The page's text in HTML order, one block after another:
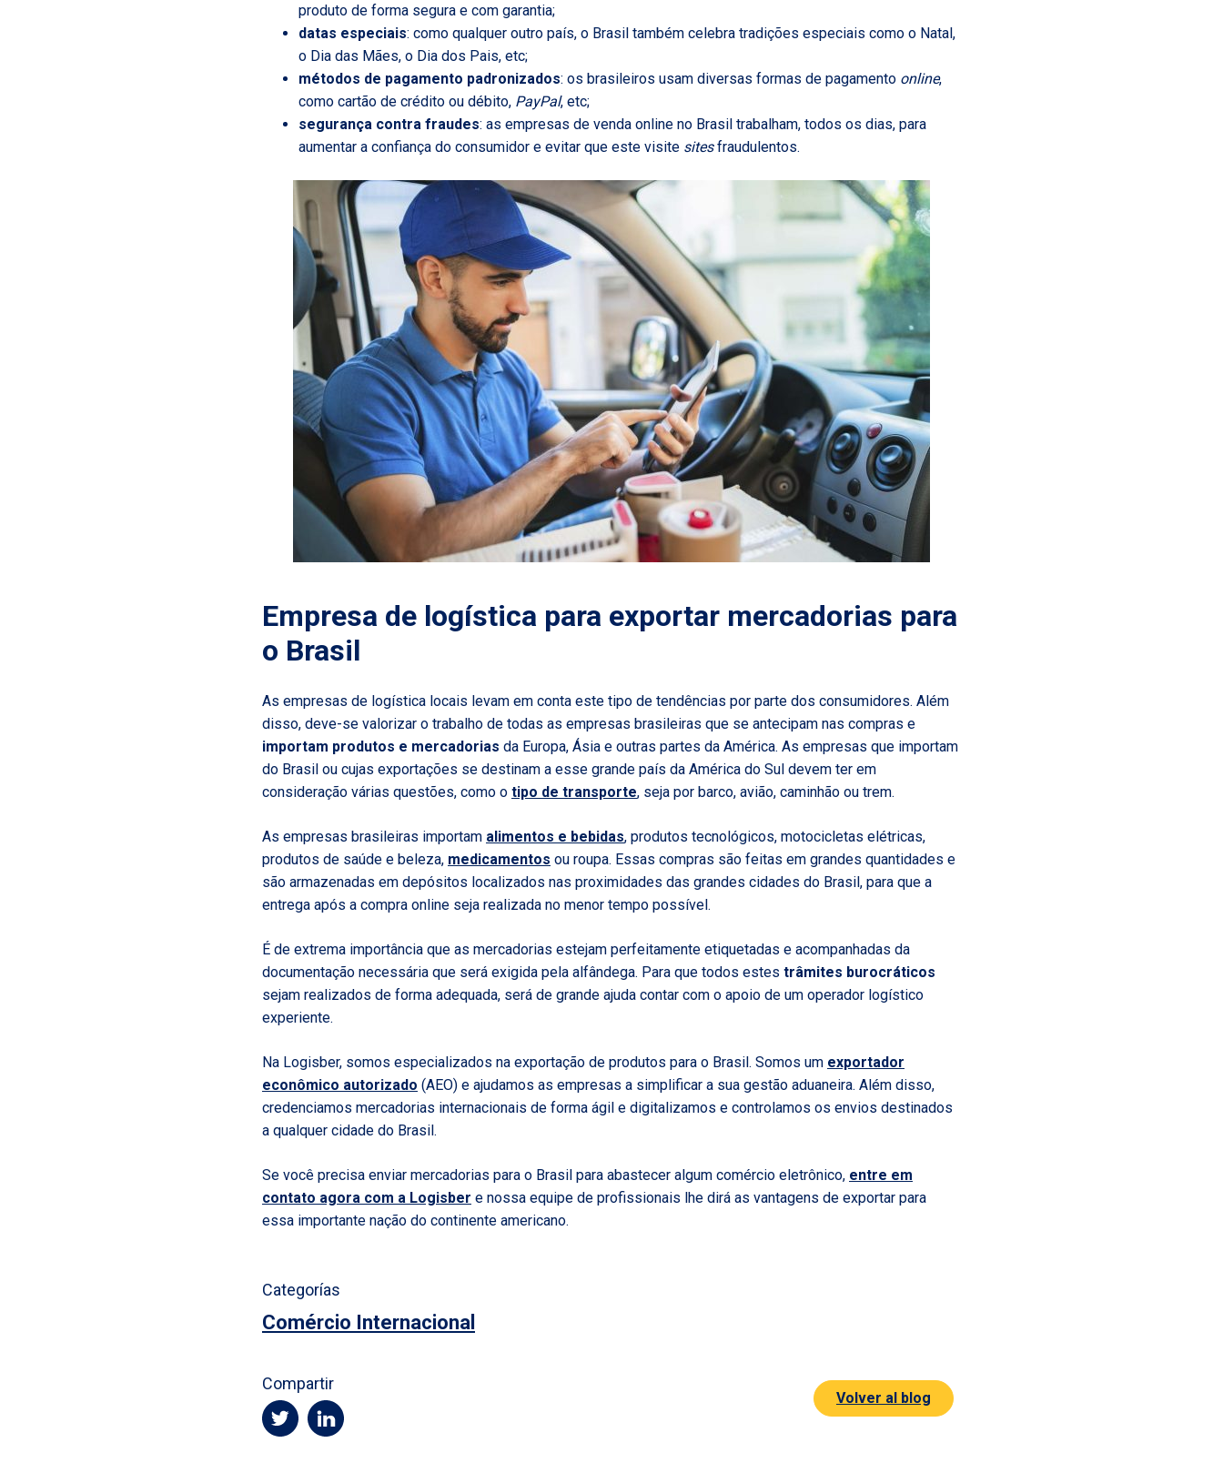
produto de forma segura e com garantia;
datas especiais: como qualquer outro país, o Brasil também celebra tradições especiais como o Natal,
o Dia das Mães, o Dia dos Pais, etc;
métodos de pagamento padronizados: os brasileiros usam diversas formas de pagamento online,
como cartão de crédito ou débito, PayPal, etc;
segurança contra fraudes: as empresas de venda online no Brasil trabalham, todos os dias, para
aumentar a confiança do consumidor e evitar que este visite sitesfraudulentos.
Empresa de logística para exportar mercadorias para
o Brasil
As empresas de logística locais levam em conta este tipo de tendências por parte dos consumidores. Além
disso, deve-se valorizar o trabalho de todas as empresas brasileiras que se antecipam nas compras e
importam produtos e mercadorias da Europa, Ásia e outras partes da América. As empresas que importam
do Brasil ou cujas exportações se destinam a esse grande país da América do Sul devem ter em
consideração várias questões, como o tipo de transporte, seja por barco, avião, caminhão ou trem.
As empresas brasileiras importam alimentos e bebidas, produtos tecnológicos, motocicletas elétricas,
produtos de saúde e beleza, medicamentos ou roupa. Essas compras são feitas em grandes quantidades e
são armazenadas em depósitos localizados nas proximidades das grandes cidades do Brasil, para que a
entrega após a compra online seja realizada no menor tempo possível.
É de extrema importância que as mercadorias estejam perfeitamente etiquetadas e acompanhadas da
documentação necessária que será exigida pela alfândega. Para que todos estes trâmites burocráticos
sejam realizados de forma adequada, será de grande ajuda contar com o apoio de um operador logístico
experiente.
Na Logisber, somos especializados na exportação de produtos para o Brasil. Somos um exportador
econômico autorizado (AEO) e ajudamos as empresas a simplificar a sua gestão aduaneira. Além disso,
credenciamos mercadorias internacionais de forma ágil e digitalizamos e controlamos os envios destinados
a qualquer cidade do Brasil.
Se você precisa enviar mercadorias para o Brasil para abastecer algum comércio eletrônico, entre em
contato agora com a Logisber e nossa equipe de profissionais lhe dirá as vantagens de exportar para
essa importante nação do continente americano.
Categorías
Comércio Internacional
Compartir
Volver al blog